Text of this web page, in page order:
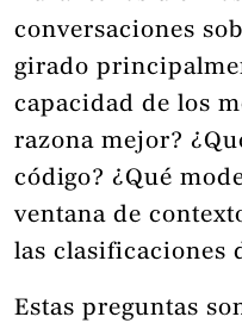
conversaciones
girado
capacidad de los
razona mejor?
código? ¿Qué
ventana de
las clasificaciones
Estas preguntas